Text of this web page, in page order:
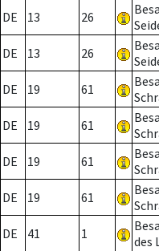
DE 13 26
DE 13 26
DE 19 61
DE 19 61
DE 19 61
DE 19 61
DE 41 1
des